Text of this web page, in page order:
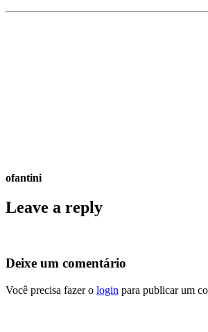
ofantini
Leave a reply
Deixe um comentário
Você precisa fazer o login para publicar um